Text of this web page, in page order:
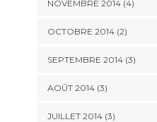
NOVEMBRE 2014(4)
OCTOBRE 2014(2)
SEPTEMBRE 2014(3)
AOÛT 2014(3)
JUILLET 2014(3)